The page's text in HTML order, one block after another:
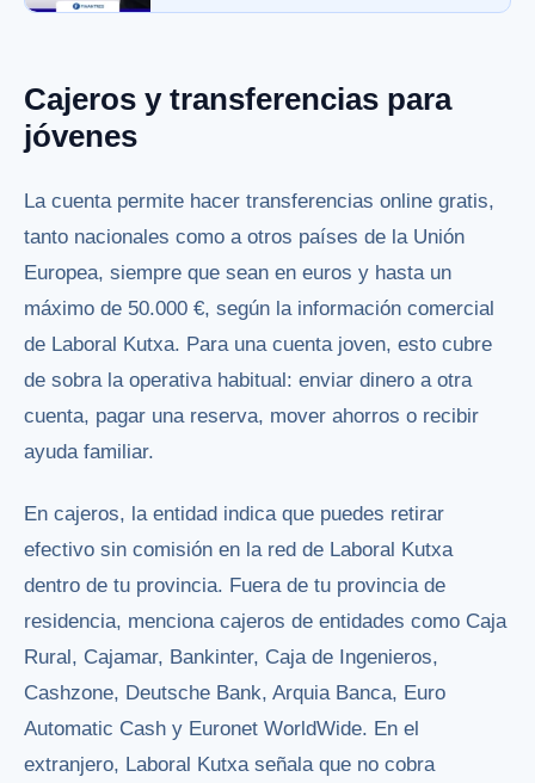
Cajeros y transferencias para
jóvenes
La cuenta permite hacer transferencias online gratis,
tanto nacionales como a otros países de la Unión
Europea, siempre que sean en euros y hasta un
máximo de 50.000 €, según la información comercial
de Laboral Kutxa. Para una cuenta joven, esto cubre
de sobra la operativa habitual: enviar dinero a otra
cuenta, pagar una reserva, mover ahorros o recibir
ayuda familiar.
En cajeros, la entidad indica que puedes retirar
efectivo sin comisión en la red de Laboral Kutxa
dentro de tu provincia. Fuera de tu provincia de
residencia, menciona cajeros de entidades como Caja
Rural, Cajamar, Bankinter, Caja de Ingenieros,
Cashzone, Deutsche Bank, Arquia Banca, Euro
Automatic Cash y Euronet WorldWide. En el
extranjero, Laboral Kutxa señala que no cobra